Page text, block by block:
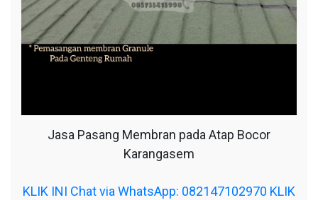
Jasa Pasang Membran pada Atap Bocor
Karangasem
KLIK INI Chat via WhatsApp: 082147102970 KLIK